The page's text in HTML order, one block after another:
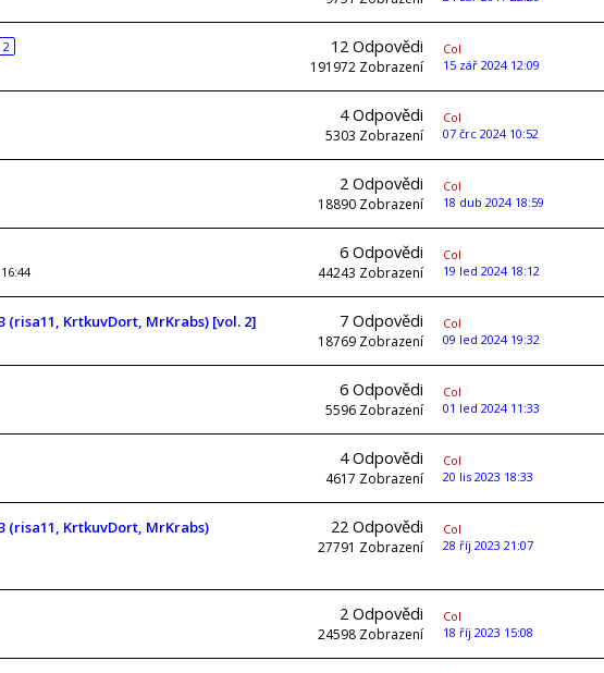
2
12 Odpovědi
191972 Zobrazení
Col
15 zář 2024 12:09
4Odpovědi
5303 Zobrazení
Col
07 črc 2024 10:52
2 Odpovědi
18890 Zobrazení
Col
18 dub 2024 18:59
6 Odpovědi
44243 Zobrazení
Col
19 led 2024 18:12
(risa11, KrtkuvDort, MrKrabs) [vol. 2] 7 Odpovědi
18769 Zobrazení
Col
09 led 2024 19:32
6 Odpovědi
5596 Zobrazení
Col
01 led 2024 11:33
4Odpovědi
4617 Zobrazení
Col
20 lis 2023 18:33
(risa11, KrtkuvDort, MrKrabs) 22 Odpovědi
27791 Zobrazení
Col
28 říj 2023 21:07
2 Odpovědi
24598 Zobrazení
Col
18 říj 2023 15:08